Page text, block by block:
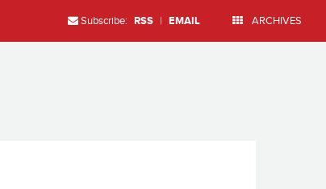
Subscribe: RSS | EMAIL ARCHIVES